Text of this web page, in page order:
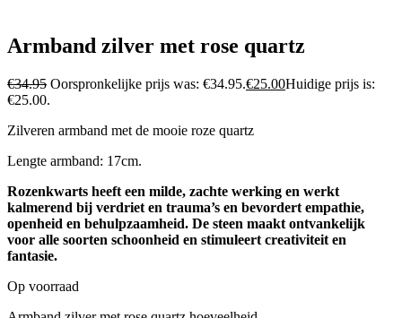
Armband zilver met rose quartz
€34.95 Oorspronkelijke prijs was: €34.95.€25.00Huidige prijs is:
€25.00.
Zilveren armband met de mooie roze quartz
Lengte armband: 17cm.
Rozenkwarts heeft een milde, zachte werking en werkt
kalmerend bij verdriet en trauma’s en bevordert empathie,
openheid en behulpzaamheid. De steen maakt ontvankelijk
voor alle soorten schoonheid en stimuleert creativiteit en
fantasie.
Op voorraad